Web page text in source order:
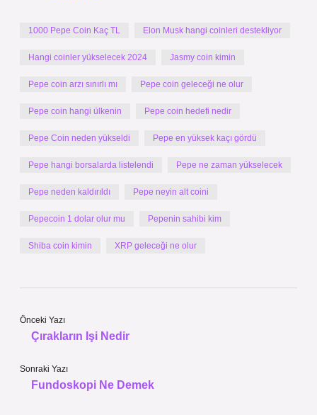
1000 Pepe Coin Kaç TL Elon Musk hangi coinleri destekliyor
Hangi coinler yükselecek 2024 Jasmy coin kimin
Pepe coin arzı sınırlı mı Pepe coin geleceği ne olur
Pepe coin hangi ülkenin Pepe coin hedefi nedir
Pepe Coin neden yükseldi Pepe en yüksek kaçı gördü
Pepe hangi borsalarda listelendi Pepe ne zaman yükselecek
Pepe neden kaldırıldı Pepe neyin alt coini
Pepecoin 1 dolar olur mu Pepenin sahibi kim
Shiba coin kimin XRP geleceği ne olur
Önceki Yazı
Çırakların Işi Nedir
Sonraki Yazı
Fundoskopi Ne Demek